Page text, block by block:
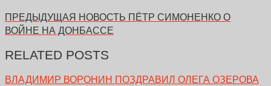
ПРЕДЫДУЩАЯ НОВОСТЬ ПЁТР СИМОНЕНКО О
ВОЙНЕ НА ДОНБАССЕ
RELATED POSTS
ВЛАДИМИР ВОРОНИН ПОЗДРАВИЛ ОЛЕГА ОЗЕРОВА